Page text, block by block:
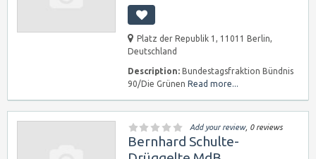
Platz der Republik 1, 11011 Berlin,
Deutschland
Description: Bundestagsfraktion Bündnis
90/Die Grünen Read more...
Add your review, 0 reviews
Bernhard Schulte-